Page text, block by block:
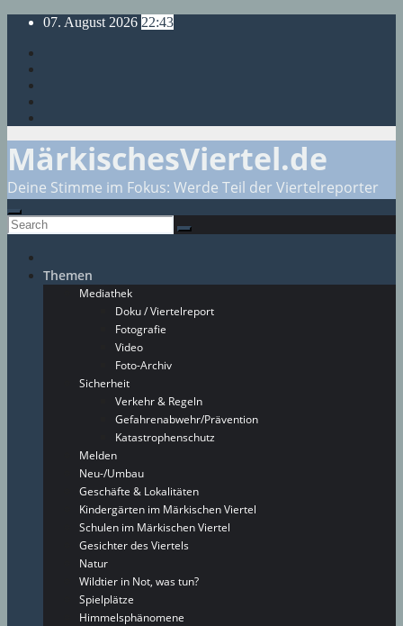
Skip
content
07. August 2026 22:43
MärkischesViertel.de
Deine Stimme im Fokus: Werde Teil der Viertelreporter
Themen
Mediathek
Doku / Viertelreport
Fotografie
Video
Foto-Archiv
Sicherheit
Verkehr & Regeln
Gefahrenabwehr/Prävention
Katastrophenschutz
Melden
Neu-/Umbau
Geschäfte & Lokalitäten
Kindergärten im Märkischen Viertel
Schulen im Märkischen Viertel
Gesichter des Viertels
Natur
Wildtier in Not, was tun?
Spielplätze
Himmelsphänomene